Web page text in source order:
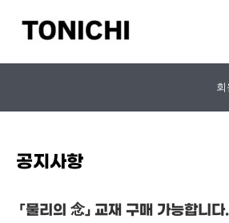
로
뛰
회
공지사항
「물리의 念」 교재 구매 가능합니다.